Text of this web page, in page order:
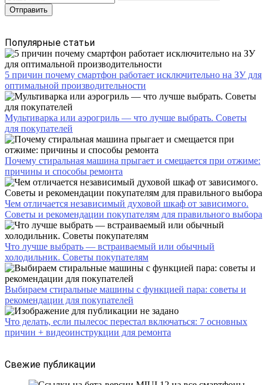
Популярные статьи
5 причин почему смартфон работает исключительно на ЗУ для
оптимальной производительности
Мультиварка или аэрогриль — что лучше выбрать. Советы
для покупателей
Почему стиральная машина прыгает и смещается при отжиме:
причины и способы ремонта
Чем отличается независимый духовой шкаф от зависимого.
Советы и рекомендации покупателям для правильного выбора
Что лучше выбрать — встраиваемый или обычный
холодильник. Советы покупателям
Выбираем стиральные машины с функцией пара: советы и
рекомендации для покупателей
Что делать, если пылесос перестал включаться: 7 основных
причин + видеоинструкции для ремонта
Свежие публикации